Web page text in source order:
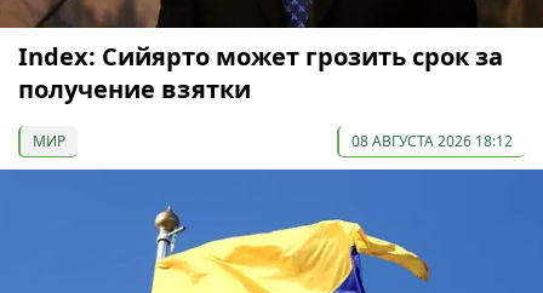
Index: Сийярто может грозить срок за
получение взятки
МИР 08 АВГУСТА 2026 18:12